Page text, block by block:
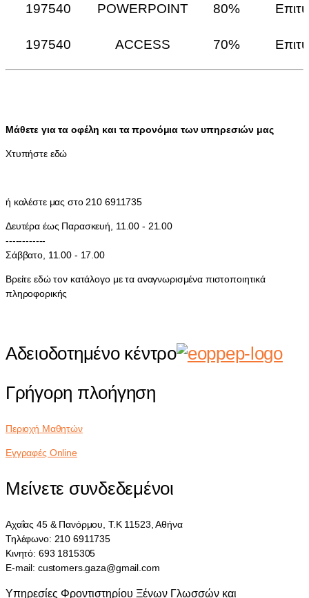
197540 POWERPOINT 80%
197540 ACCESS 70%
Μάθετε για τα οφέλη και τα προνόμια των υπηρεσιών μας
Χτυπήστε εδώ
ή καλέστε μας στο 210 6911735
Δευτέρα έως Παρασκευή, 11.00 - 21.00
------------
Σάββατο, 11.00 - 17.00
Βρείτε εδώ τον κατάλογο με τα αναγνωρισμένα πιστοποιητικά
πληροφορικής
Αδειοδοτημένο κέντρο
Γρήγορη πλοήγηση
Περιοχή Μαθητών
Εγγραφές Online
Μείνετε συνδεδεμένοι
Αχαΐας 45 & Πανόρμου, Τ.Κ 11523, Αθήνα
Τηλέφωνο: 210 6911735
Κινητό: 693 1815305
E-mail: customers.gaza@gmail.com
Υπηρεσίες Φροντιστηρίου Ξένων Γλωσσών και